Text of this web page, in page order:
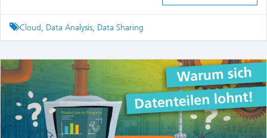
Tagged
Cloud, Data Analysis, Data Sharing